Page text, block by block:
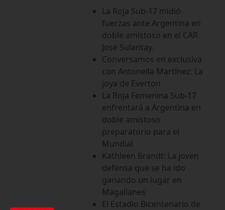
La Roja Sub-17 midió
fuerzas ante Argentina en
doble amistoso en el CAR
José Sulantay.
Conversamos en exclusiva
con Antonella Martínez: La
joya de Everton
La Roja Femenina Sub-17
enfrentará a Argentina en
doble amistoso
preparatorio para el
Mundial
Kathleen Brandt: La joven
defensa que se ha ido
ganando un lugar en
Magallanes
El Estadio Bicentenario de